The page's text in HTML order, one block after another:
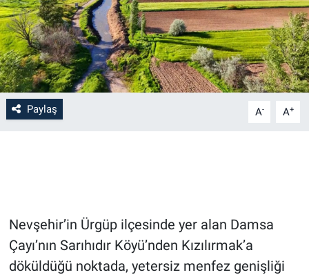
Paylaş A- A+
Nevşehir’in Ürgüp ilçesinde yer alan Damsa
Çayı’nın Sarıhıdır Köyü’nden Kızılırmak’a
döküldüğü noktada, yetersiz menfez genişliği
Kültür
3.Sayfa
Medya
Bilim-Tek
Kayseri
Niğde